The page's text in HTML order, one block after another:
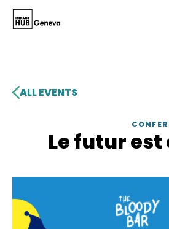
ALL EVENTS
Le futur